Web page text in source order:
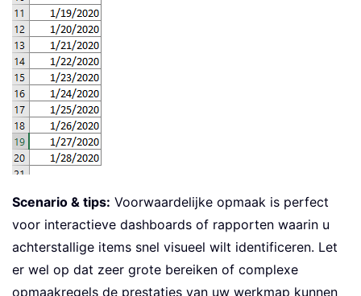
Scenario & tips: Voorwaardelijke opmaak is perfect
voor interactieve dashboards of rapporten waarin u
achterstallige items snel visueel wilt identificeren. Let
er wel op dat zeer grote bereiken of complexe
opmaakregels de prestaties van uw werkmap kunnen